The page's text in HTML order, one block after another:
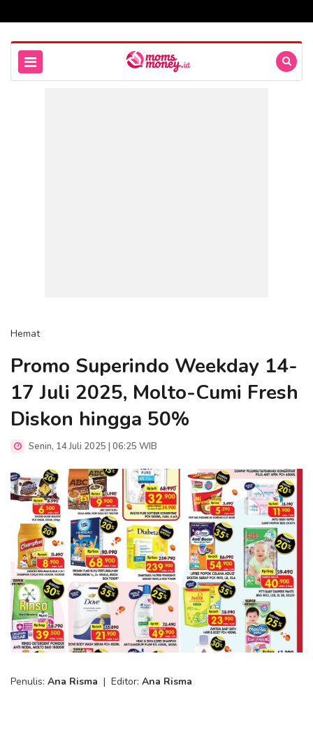
Hemat
Promo Superindo Weekday 14-
17 Juli 2025, Molto-Cumi Fresh
Diskon hingga 50%
Senin, 14 Juli 2025 | 06:25 WIB
Penulis: Ana Risma | Editor: Ana Risma